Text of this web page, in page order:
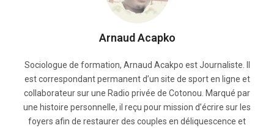
Arnaud Acapko
Sociologue de formation, Arnaud Acakpo est Journaliste. Il
est correspondant permanent d’un site de sport en ligne et
collaborateur sur une Radio privée de Cotonou. Marqué par
une histoire personnelle, il reçu pour mission d’écrire sur les
foyers afin de restaurer des couples en déliquescence et